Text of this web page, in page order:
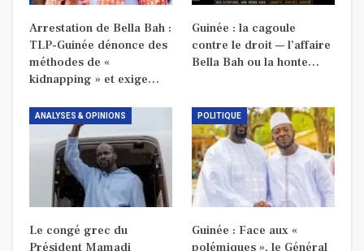
Arrestation de Bella Bah :
TLP-Guinée dénonce des
méthodes de «
kidnapping » et exige…
Guinée : la cagoule
contre le droit — l’affaire
Bella Bah ou la honte…
ANALYSES & OPINIONS
Le congé grec du
Président Mamadi
POLITIQUE
Guinée : Face aux «
polémiques », le Général